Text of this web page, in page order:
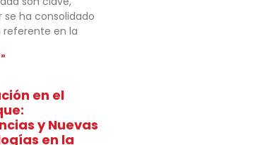
se ha consolidado
en la
en el
y Nuevas
en la